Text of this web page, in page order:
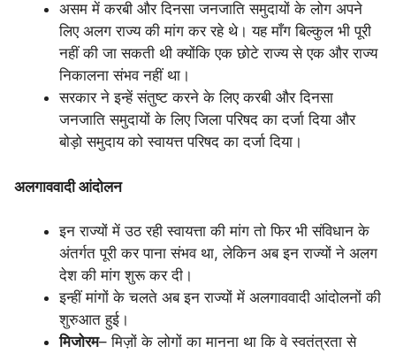
असम में करबी और दिनसा जनजाति समुदायों के लोग अपने
लिए अलग राज्य की मांग कर रहे थे। यह माँग बिल्कुल भी पूरी
नहीं की जा सकती थी क्योंकि एक छोटे राज्य से एक और राज्य
निकालना संभव नहीं था।
सरकार ने इन्हें संतुष्ट करने के लिए करबी और दिनसा
जनजाति समुदायों के लिए जिला परिषद का दर्जा दिया और
बोड़ो समुदाय को स्वायत्त परिषद का दर्जा दिया।
अलगाववादी आंदोलन
इन राज्यों में उठ रही स्वायत्ता की मांग तो फिर भी संविधान के
अंतर्गत पूरी कर पाना संभव था, लेकिन अब इन राज्यों ने अलग
देश की मांग शुरू कर दी।
इन्हीं मांगों के चलते अब इन राज्यों में अलगाववादी आंदोलनों की
शुरुआत हुई।
मिजोरम– मिज़ों के लोगों का मानना था कि वे स्वतंत्रता से